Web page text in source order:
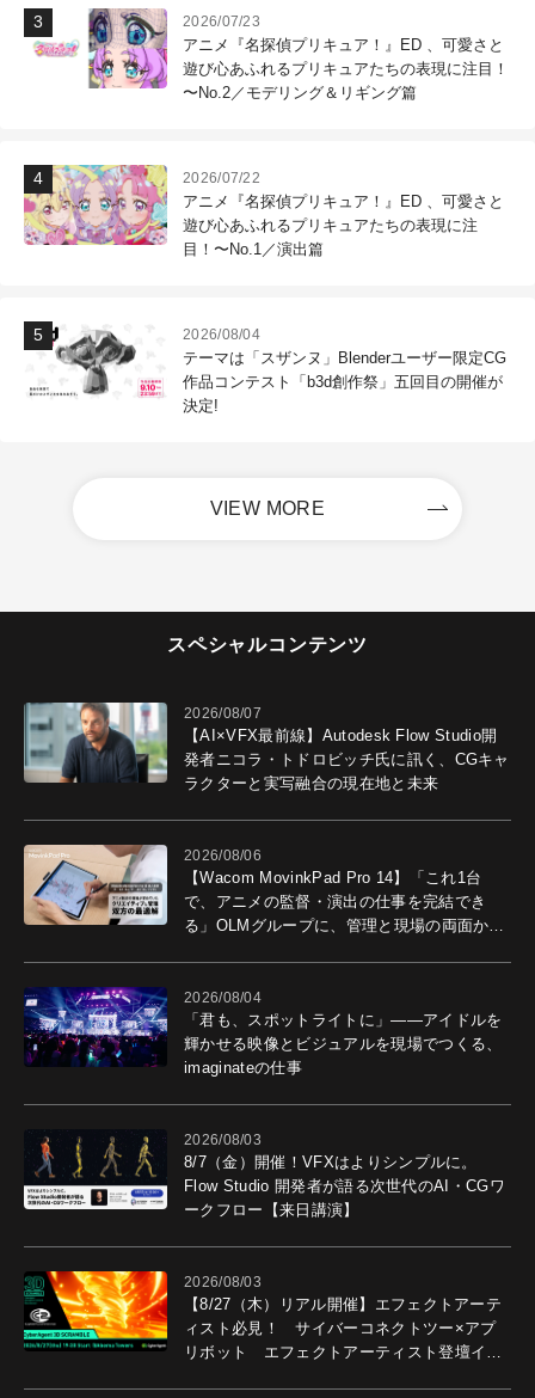
2026/07/23
アニメ『名探偵プリキュア！』ED 、可愛さと
遊び心あふれるプリキュアたちの表現に注目！
〜No.2／モデリング＆リギング篇
2026/07/22
アニメ『名探偵プリキュア！』ED 、可愛さと
遊び心あふれるプリキュアたちの表現に注
目！〜No.1／演出篇
2026/08/04
テーマは「スザンヌ」Blenderユーザー限定CG
作品コンテスト「b3d創作祭」五回目の開催が
決定!
VIEW MORE
スペシャルコンテンツ
2026/08/07
【AI×VFX最前線】Autodesk Flow Studio開
発者ニコラ・トドロビッチ氏に訊く、CGキャ
ラクターと実写融合の現在地と未来
2026/08/06
【Wacom MovinkPad Pro 14】「これ1台
で、アニメの監督・演出の仕事を完結でき
る」OLMグループに、管理と現場の両面から
2026/08/04
「君も、スポットライトに」――アイドルを
輝かせる映像とビジュアルを現場でつくる、
imaginateの仕事
2026/08/03
8/7（金）開催！VFXはよりシンプルに。
Flow Studio 開発者が語る次世代のAI・CGワ
ークフロー【来日講演】
2026/08/03
【8/27（木）リアル開催】エフェクトアーテ
ィスト必見！ サイバーコネクトツー×アプ
リボット エフェクトアーティスト登壇イベ